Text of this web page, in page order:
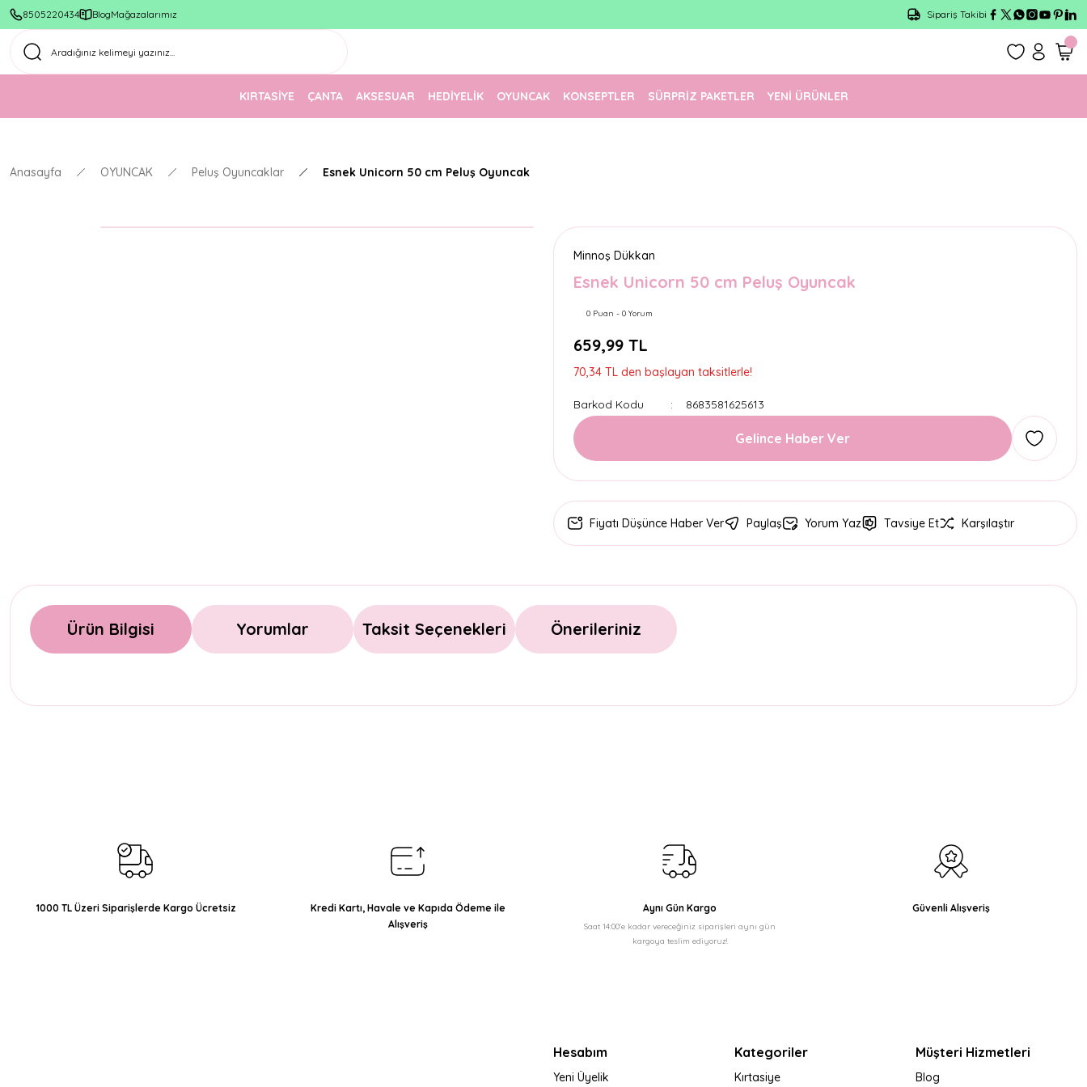
8505220434 BlogMağazalarımız
1500 TL Üzeri Ücretsiz Kargo
Sipariş Takibi
KIRTASİYE ÇANTA AKSESUAR HEDİYELİK OYUNCAK KONSEPTLER SÜRPRİZ PAKETLER YENİ ÜRÜNLER
Anasayfa OYUNCAK Peluş Oyuncaklar Esnek Unicorn 50 cm Peluş Oyuncak
Minnoş Dükkan
Esnek Unicorn 50 cm Peluş Oyuncak
0 Puan - 0 Yorum
659,99 TL
70,34 TL den başlayan taksitlerle!
Barkod Kodu 8683581625613
Gelince Haber Ver
Fiyatı Düşünce Haber Ver Paylaş Yorum Yaz Tavsiye Et Karşılaştır
Ürün Bilgisi Yorumlar Taksit Seçenekleri Önerileriniz
Ürün fiyatı diğer sitelerden daha pahalı.
Bu ürüne benzer farklı alternatifler olmalı.
1000 TL Üzeri Siparişlerde Kargo Ücretsiz
Kredi Kartı, Havale ve Kapıda Ödeme ile
Alışveriş
Aynı Gün Kargo
Saat 14:00'e kadar vereceğiniz siparişleri aynı gün
kargoya teslim ediyoruz!
Güvenli Alışveriş
Hesabım
Yeni Üyelik
Kategoriler
Kırtasiye
Müşteri Hizmetleri
Blog